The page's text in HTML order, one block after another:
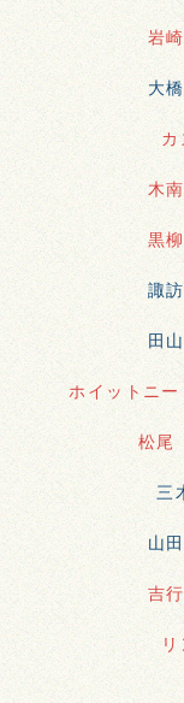
岩
大
カ
木
黒
諏
田
ホイットニ
松尾
三
山
吉